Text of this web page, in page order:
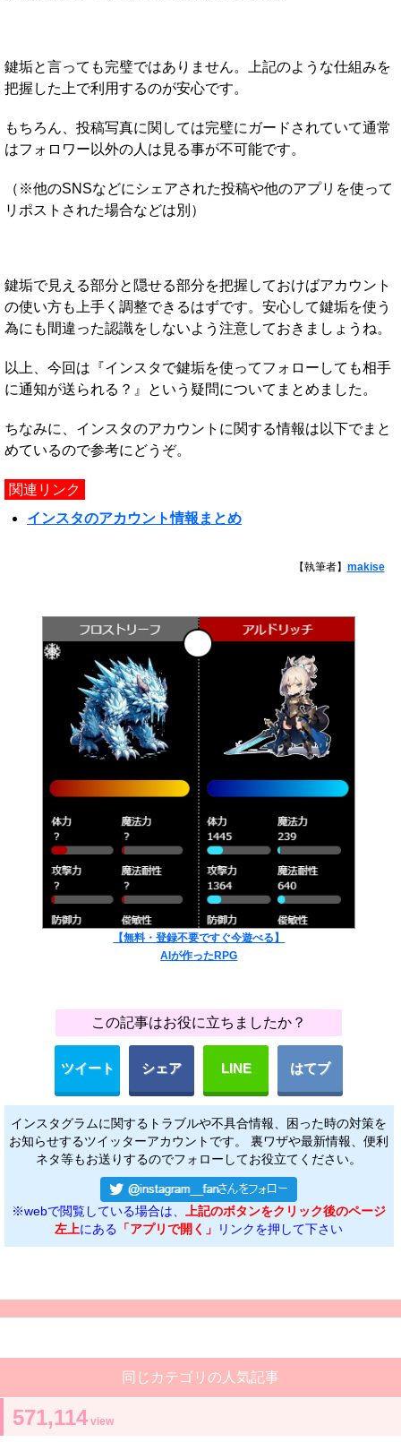
鍵垢と言っても完璧ではありません。上記のような仕組みを
把握した上で利用するのが安心です。
もちろん、投稿写真に関しては完璧にガードされていて通常
はフォロワー以外の人は見る事が不可能です。
（※他のSNSなどにシェアされた投稿や他のアプリを使って
リポストされた場合などは別）
鍵垢で見える部分と隠せる部分を把握しておけばアカウント
の使い方も上手く調整できるはずです。安心して鍵垢を使う
為にも間違った認識をしないよう注意しておきましょうね。
以上、今回は『インスタで鍵垢を使ってフォローしても相手
に通知が送られる？』という疑問についてまとめました。
ちなみに、インスタのアカウントに関する情報は以下でまと
めているので参考にどうぞ。
関連リンク
インスタのアカウント情報まとめ
【執筆者】 makise
【無料・登録不要ですぐ今遊べる】
AIが作ったRPG
この記事はお役に立ちましたか？
ツイート シェア LINE はてブ
インスタグラムに関するトラブルや不具合情報、困った時の対策を
お知らせするツイッターアカウントです。 裏ワザや最新情報、便利
ネタ等もお送りするのでフォローしてお役立てください。
※webで閲覧している場合は、上記のボタンをクリック後のページ
左上にある 「アプリで開く」 リンクを押して下さい
同じカテゴリの人気記事
571,114 view